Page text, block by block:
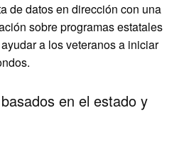
de datos en dirección con una
sobre programas estatales
a los veteranos a iniciar
​​en el estado y